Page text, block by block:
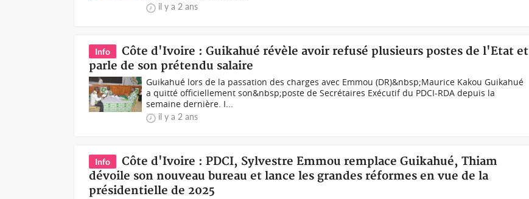
il y a 2 ans
Info
Côte d'Ivoire : Guikahué révèle avoir refusé plusieurs postes de l'Etat et
parle de son prétendu salaire
Guikahué lors de la passation des charges avec Emmou (DR)&nbsp;Maurice Kakou Guikahué
a quitté officiellement son&nbsp;poste de Secrétaires Exécutif du PDCI-RDA depuis la
semaine dernière. I...
il y a 2 ans
Info
Côte d'Ivoire : PDCI, Sylvestre Emmou remplace Guikahué, Thiam
dévoile son nouveau bureau et lance les grandes réformes en vue de la
présidentielle de 2025